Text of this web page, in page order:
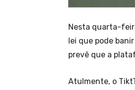
Nesta quarta-
lei que pode
prevê que a
Atulmente, o